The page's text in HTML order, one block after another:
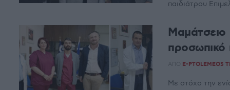
παιδιάτρου
προσωπικό
ΑΠΌ E-PTOLEMEOS
Με στόχο την